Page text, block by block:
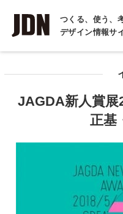
つくる、使う、
デザイン情報サ
INTERVIEW
インタビュー
COLUMN
JAGDA新人賞
正基